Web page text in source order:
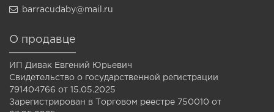
barracudaby@mail.ru
О продавце
ИП Дивак Евгений Юрьевич
Свидетельство о государственной регистрации
791404766 от 15.05.2025
Зарегистрирован в Торговом реестре 750010 от